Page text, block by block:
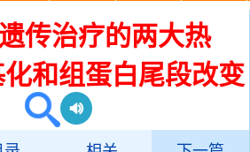
传治疗的两大热
和组蛋白尾段改变